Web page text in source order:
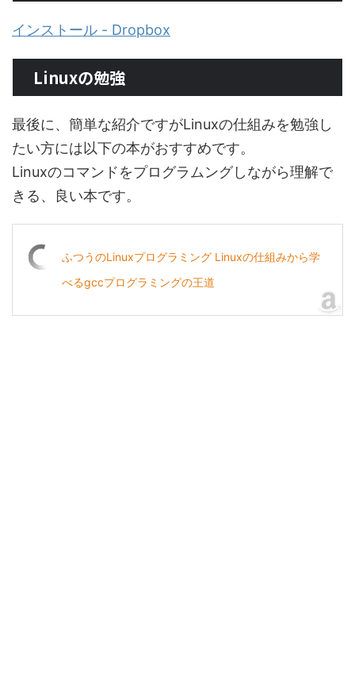
インストール - Dropbox
Linuxの勉強
最後に、簡単な紹介ですがLinuxの仕組みを勉強し
たい方には以下の本がおすすめです。
Linuxのコマンドをプログラムングしながら理解で
きる、良い本です。
ふつうのLinuxプログラミング Linuxの仕組みから学
べるgccプログラミングの王道